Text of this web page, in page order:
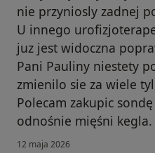
nie przyniosly zadnej
U innego
juz jest widoczna
Pani Pauliny niestety
zmienilo sie za wiele
Polecam zakupic
odnośnie mięśni kegla.
12 maja 2026